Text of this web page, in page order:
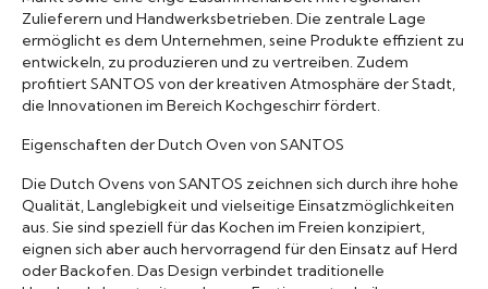
Zulieferern und Handwerksbetrieben. Die zentrale Lage
ermöglicht es dem Unternehmen, seine Produkte effizient zu
entwickeln, zu produzieren und zu vertreiben. Zudem
profitiert SANTOS von der kreativen Atmosphäre der Stadt,
die Innovationen im Bereich Kochgeschirr fördert.
Eigenschaften der Dutch Oven von SANTOS
Die Dutch Ovens von SANTOS zeichnen sich durch ihre hohe
Qualität, Langlebigkeit und vielseitige Einsatzmöglichkeiten
aus. Sie sind speziell für das Kochen im Freien konzipiert,
eignen sich aber auch hervorragend für den Einsatz auf Herd
oder Backofen. Das Design verbindet traditionelle